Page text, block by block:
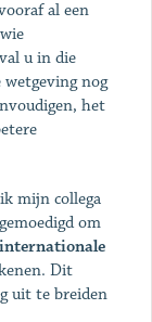
al een
u in die
nog
het
mijn collega
om
internationale
Dit
uit te breiden